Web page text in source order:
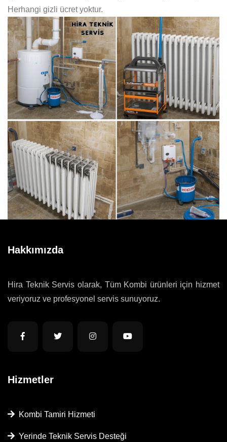
Herhangi gizli ücret yoktur.
Hakkımızda
Hira Teknik Servis olarak, Tüm Kombi ürünleri için hizmet
veriyoruz ve profesyonel servis sunuyoruz.
Hizmetler
Kombi Tamiri Hizmeti
Yerinde Teknik Servis Desteği